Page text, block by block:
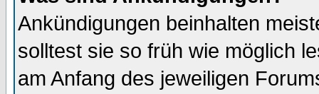
Ankündigungen beinhalten
solltest sie so früh wie möglich
am Anfang des jeweiligen